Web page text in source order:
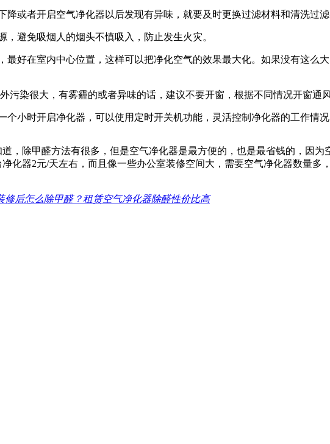
或者开启空气净化器以后发现有异味，就要及时更换过滤材料和清洗过滤
避免吸烟人的烟头不慎吸入，防止发生火灾。
好在室内中心位置，这样可以把净化空气的效果最大化。如果没有这么
染很大，有雾霾的或者异味的话，建议不要开窗，根据不同情况开窗通风
小时开启净化器，可以使用定时开关机功能，灵活控制净化器的工作情况
，除甲醛方法有很多，但是空气净化器是最方便的，也是最省钱的，因为
化器2元/天左右，而且像一些办公室装修空间大，需要空气净化器数量多
修后怎么除甲醛？租赁空气净化器除醛性价比高